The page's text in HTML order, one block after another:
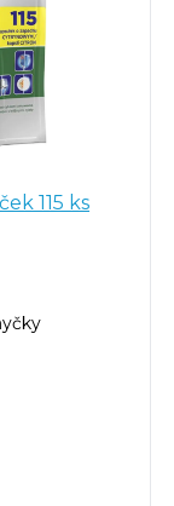
115 ks